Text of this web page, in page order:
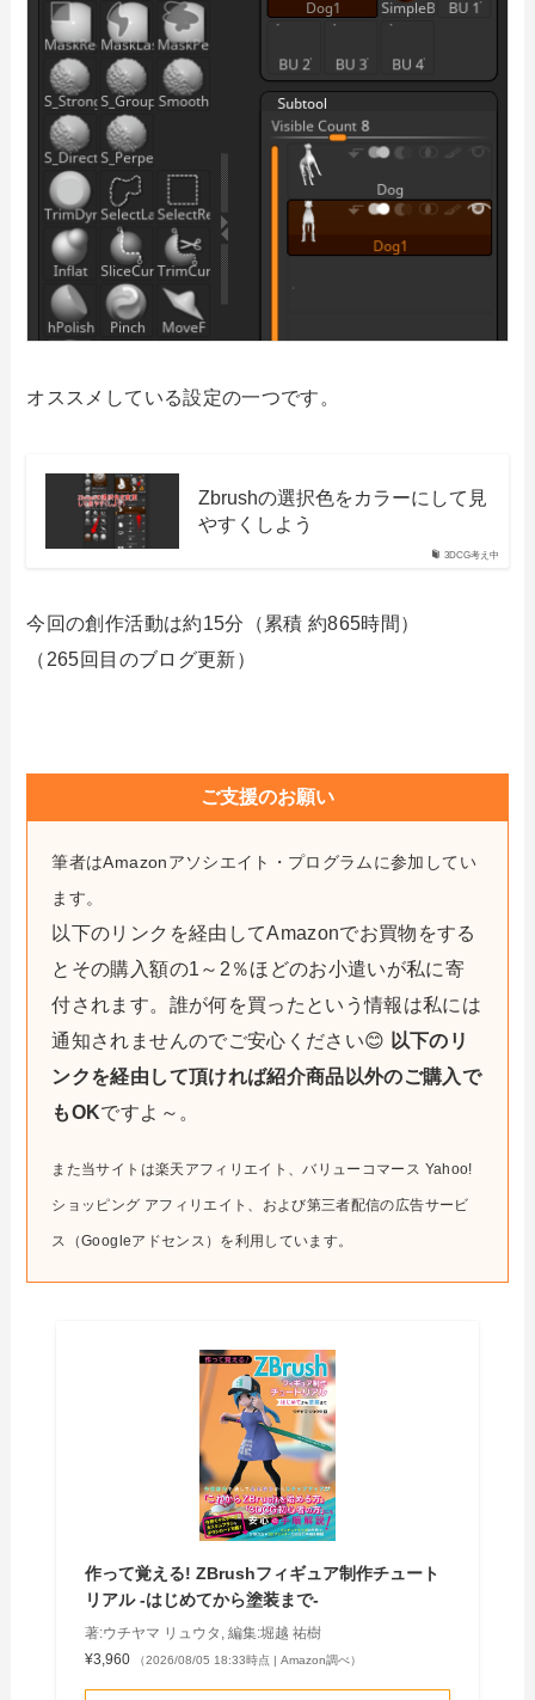
オススメしている設定の一つです。
3DCG考え中
Zbrushの選択色をカラーにして見
やすくしよう
今回の創作活動は約15分（累積 約865時間）
（265回目のブログ更新）
ご支援のお願い
筆者はAmazonアソシエイト・プログラムに参加してい
ます。
以下のリンクを経由してAmazonでお買物をする
とその購入額の1～2％ほどのお小遣いが私に寄
付されます。誰が何を買ったという情報は私には
通知されませんのでご安心ください😊 以下のリ
ンクを経由して頂ければ紹介商品以外のご購入で
もOKですよ～。
また当サイトは楽天アフィリエイト、バリューコマース Yahoo!
ショッピング アフィリエイト、および第三者配信の広告サービ
ス（Googleアドセンス）を利用しています。
作って覚える! ZBrushフィギュア制作チュート
リアル -はじめてから塗装まで-
著:ウチヤマ リュウタ, 編集:堀越 祐樹
¥3,960
（2026/08/05 18:33時点 | Amazon調べ）